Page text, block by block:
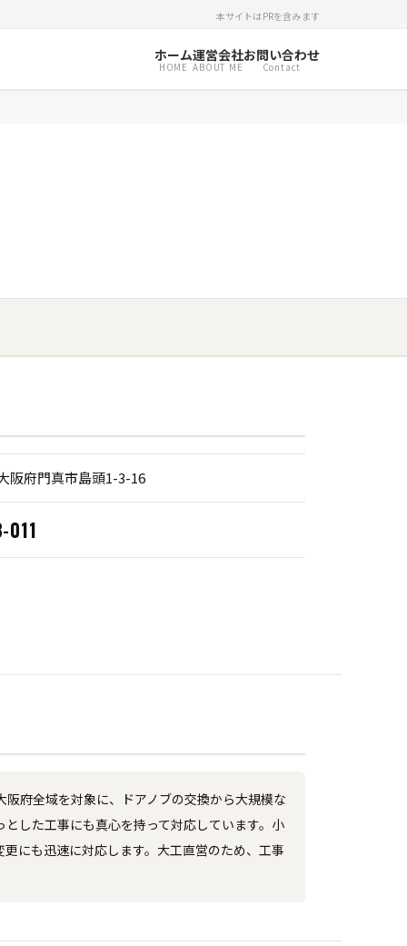
本サイトはPRを含みます
ホーム
HOME
運営会社
ABOUT ME
お問い合わせ
Contact
阪府門真市島頭1-3-16
011
府全域を対象に、ドアノブの交換から大規模な
した工事にも真心を持って対応しています。小
にも迅速に対応します。大工直営のため、工事